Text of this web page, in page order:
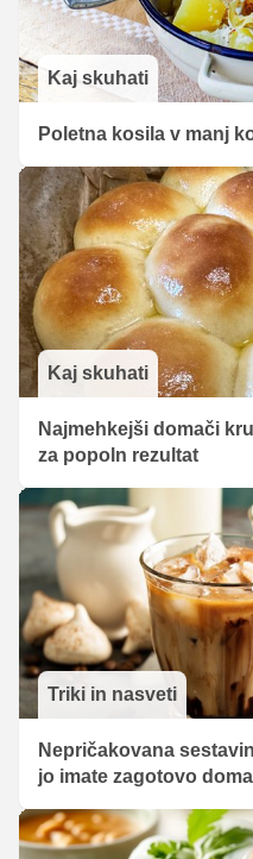
Kaj skuhati
Poletna kosila v manj
Kaj skuhati
Najmehkejši domači
za popoln rezultat
Triki in nasveti
Nepričakovana
jo imate zagotovo doma